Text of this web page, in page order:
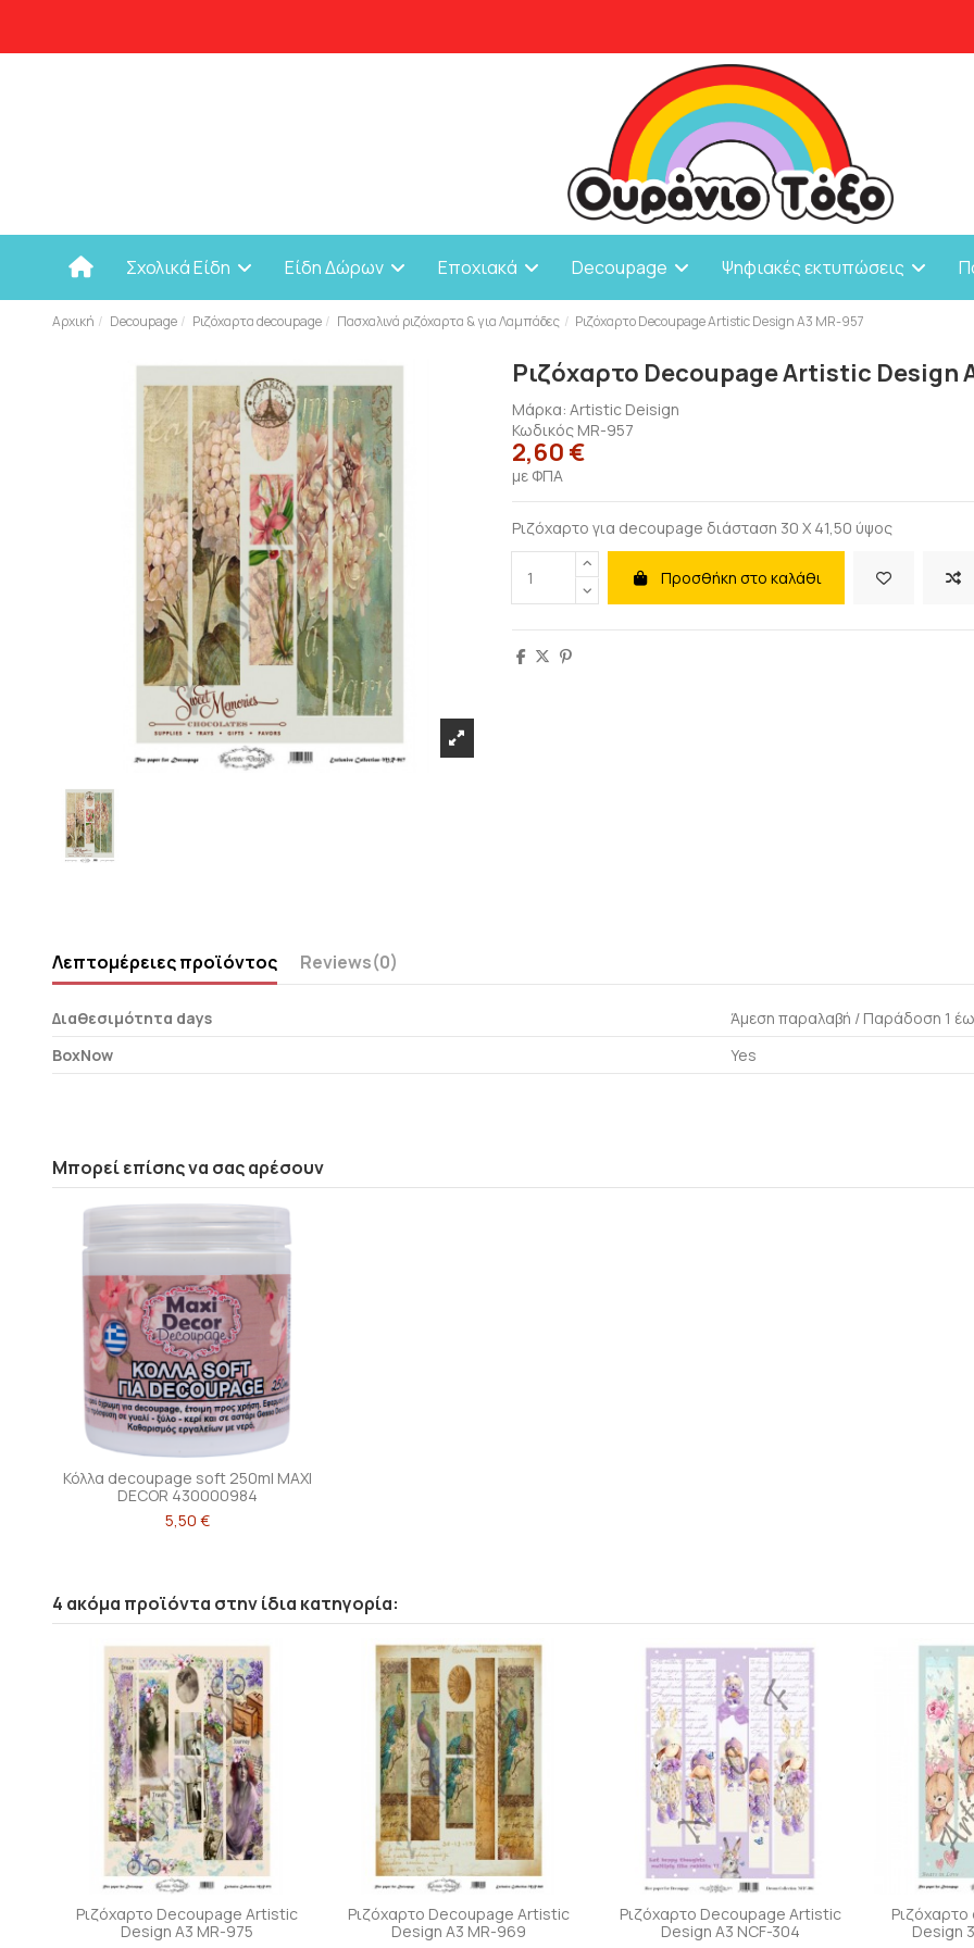
Σχολικά Είδη Είδη Δώρων Εποχιακά Decoupage Ψηφιακές εκτυπώσεις
Αρχική Decoupage Ριζόχαρτα decoupage Πασχαλινά ριζόχαρτα & για Λαμπάδες Ριζόχαρτο Decoupage Artistic Design A3 MR-957
Ριζόχαρτο Decoupage Artistic Design
Μάρκα: Artistic Deisign
Κωδικός MR-957
2,60 €
με ΦΠΑ
Ριζόχαρτο για decoupage διάσταση 30 Χ 41,50 ύψος
Προσθήκη στο καλάθι
Λεπτομέρειες προϊόντος Reviews(0)
Διαθεσιμότητα days
Άμεση παραλαβή / Παράδoση 1
BoxNow
Yes
Μπορεί επίσης να σας αρέσουν
Κόλλα decoupage soft 250ml MAXI
DECOR 430000984
5,50 €
4 ακόμα προϊόντα στην ίδια κατηγορία:
Ριζόχαρτο Decoupage Artistic
Design A3 MR-975
Ριζόχαρτο Decoupage Artistic
Design A3 MR-969
Ριζόχαρτο Decoupage Artistic
Design A3 NCF-304
Design